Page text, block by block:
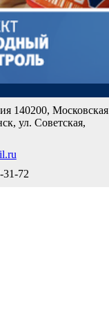
140200, Московская
ул. Советская,
31-72